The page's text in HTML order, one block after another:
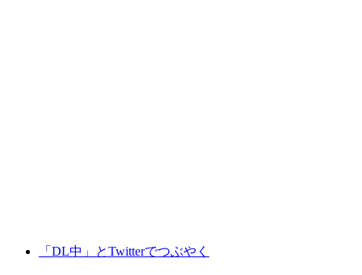
「DL中」とTwitterでつぶやく